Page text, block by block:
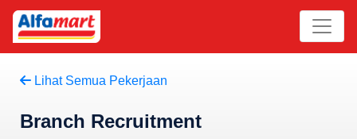
Lihat Semua Pekerjaan
Branch Recruitment